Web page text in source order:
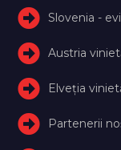
Slovenia -
Austria
Elveţia
Partenerii